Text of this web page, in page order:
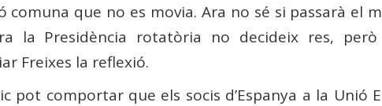
que no es movia. Ara no sé si passarà el
la Presidència rotatòria no decideix res,
Freixes la reflexió.
pot comportar que els socis d’Espanya a la Unió